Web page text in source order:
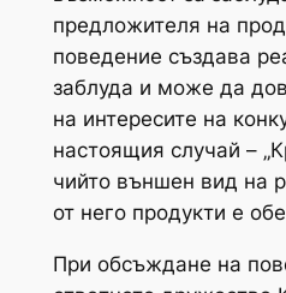
предложителя на
поведение създава
заблуда и може да
на интересите на
настоящия случай –
чийто външен вид на
от него продукти е
При обсъждане на